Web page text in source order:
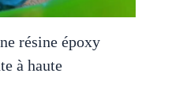
résine époxy
à haute